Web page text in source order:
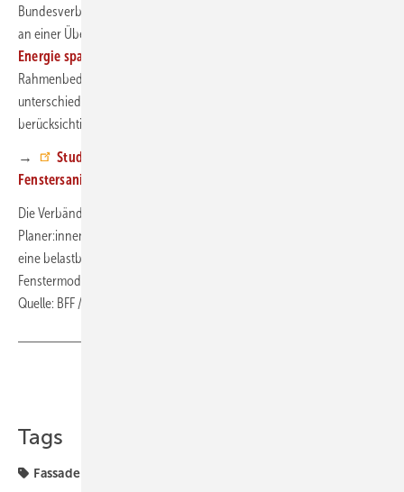
Bundesverband Flachglas und der Verband Fenster + Fassade derzeit
an einer Überarbeitung und Aktualisierung der
Energie sparen mit neuen Fenstern“
Rahmenbedingungen, technische Entwicklungen und
unterschiedliche Ausgangssituationen noch differenzierter zu
berücksichtigen.
→
Studie ift zur Energie- und CO2-Einsparung in der
Fenstersanierung
Die Verbände wollen damit Eigentümer:innen, Fachbetrieben,
Planer:innen, Medien sowie politischen Entscheidungsträger:innen
eine belastbare Grundlage für die Bewertung energetischer
Fenstermodernisierungen an die Hand geben. ■
Quelle: BFF / VFF / ml
Tags
Fassade